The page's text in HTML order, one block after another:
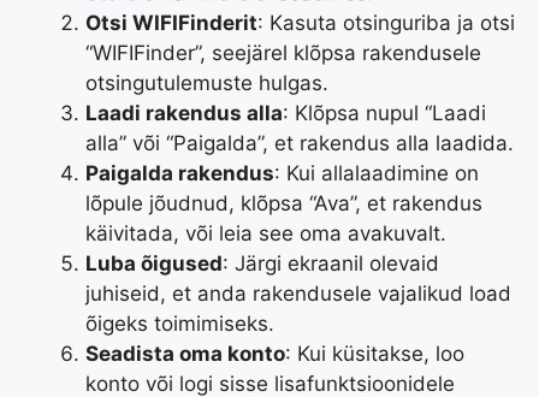
Otsi WIFIFinderit: Kasuta otsinguriba ja otsi
“WIFIFinder”, seejärel klõpsa rakendusele
otsingutulemuste hulgas.
Laadi rakendus alla: Klõpsa nupul “Laadi
alla” või “Paigalda”, et rakendus alla laadida.
Paigalda rakendus: Kui allalaadimine on
lõpule jõudnud, klõpsa “Ava”, et rakendus
käivitada, või leia see oma avakuvalt.
Luba õigused: Järgi ekraanil olevaid
juhiseid, et anda rakendusele vajalikud load
õigeks toimimiseks.
Seadista oma konto: Kui küsitakse, loo
konto või logi sisse lisafunktsioonidele